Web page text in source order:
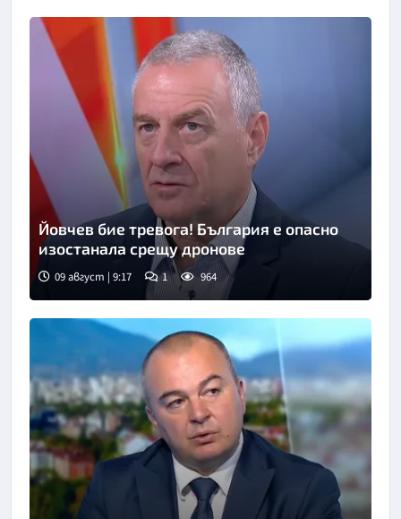
Снимка: бТВ
Йовчев бие тревога! България е опасно
изостанала срещу дронове
09 август | 9:17 1 964